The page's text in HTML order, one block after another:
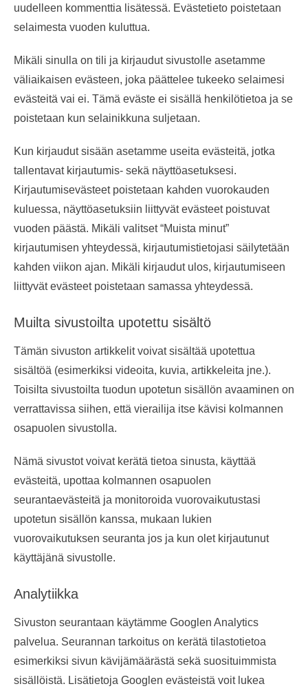
uudelleen kommenttia lisätessä. Evästetieto poistetaan
selaimesta vuoden kuluttua.
Mikäli sinulla on tili ja kirjaudut sivustolle asetamme
väliaikaisen evästeen, joka päättelee tukeeko selaimesi
evästeitä vai ei. Tämä eväste ei sisällä henkilötietoa ja se
poistetaan kun selainikkuna suljetaan.
Kun kirjaudut sisään asetamme useita evästeitä, jotka
tallentavat kirjautumis- sekä näyttöasetuksesi.
Kirjautumisevästeet poistetaan kahden vuorokauden
kuluessa, näyttöasetuksiin liittyvät evästeet poistuvat
vuoden päästä. Mikäli valitset “Muista minut”
kirjautumisen yhteydessä, kirjautumistietojasi säilytetään
kahden viikon ajan. Mikäli kirjaudut ulos, kirjautumiseen
liittyvät evästeet poistetaan samassa yhteydessä.
Muilta sivustoilta upotettu sisältö
Tämän sivuston artikkelit voivat sisältää upotettua
sisältöä (esimerkiksi videoita, kuvia, artikkeleita jne.).
Toisilta sivustoilta tuodun upotetun sisällön avaaminen on
verrattavissa siihen, että vierailija itse kävisi kolmannen
osapuolen sivustolla.
Nämä sivustot voivat kerätä tietoa sinusta, käyttää
evästeitä, upottaa kolmannen osapuolen
seurantaevästeitä ja monitoroida vuorovaikutustasi
upotetun sisällön kanssa, mukaan lukien
vuorovaikutuksen seuranta jos ja kun olet kirjautunut
käyttäjänä sivustolle.
Analytiikka
Sivuston seurantaan käytämme Googlen Analytics
palvelua. Seurannan tarkoitus on kerätä tilastotietoa
esimerkiksi sivun kävijämäärästä sekä suosituimmista
sisällöistä. Lisätietoja Googlen evästeistä voit lukea